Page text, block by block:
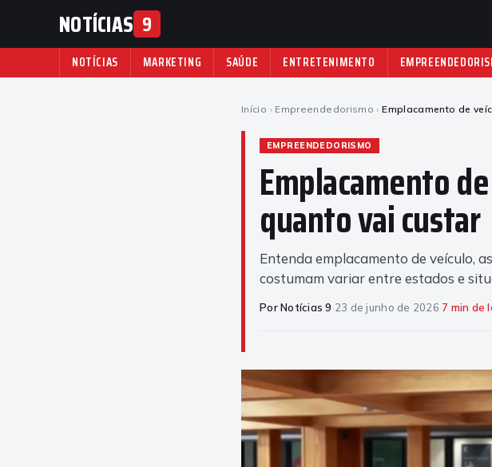
NOTÍCIAS 9
NOTÍCIAS MARKETING SAÚDE ENTRETENIMENTO
Início › Empreendedorismo › Emplacamento de
EMPREENDEDORISMO
Emplacamento
quanto vai custar
Entenda emplacamento de veículo,
costumam variar entre estados e
Por Notícias 9·23 de junho de 2026·7 min de